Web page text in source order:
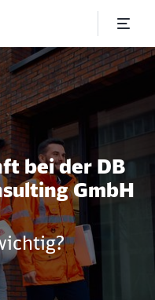
bei der DB
GmbH